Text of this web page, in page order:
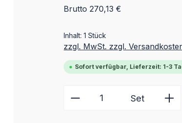
Brutto 270,13 €
Inhalt:1 Stück
zzgl. MwSt. zzgl.
Sofort verfügbar, Lieferzeit: 1-3
Produkt Anzahl:
Set